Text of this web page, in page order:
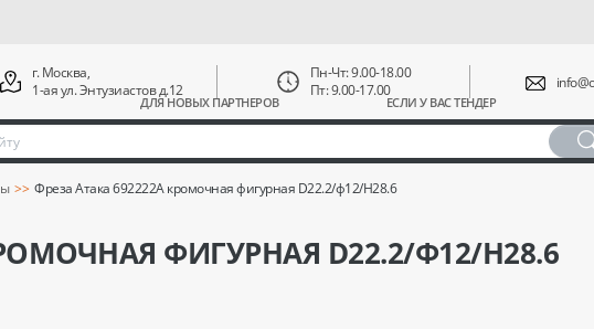
ДЛЯ НОВЫХ ПАРТНЕРОВ ЕСЛИ У ВАС ТЕНДЕР
г. Москва,
1-ая ул. Энтузиастов д.12
Пн-Чт: 9.00-18.00
Пт: 9.00-17.00
Фреза Атака 692222А кромочная фигурная D22.2/ф12/H28.6
ФИГУРНАЯ D22.2/Ф12/H28.6